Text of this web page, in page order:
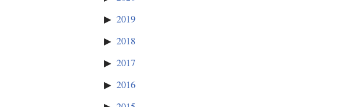
2019
2018
2017
2016